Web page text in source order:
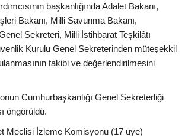
başkanlığında Adalet Bakanı,
Bakanı, Milli Savunma Bakanı,
Sekreteri, Milli İstihbarat Teşkilâtı
Kurulu Genel Sekreterinden müteşekkil
takibi ve değerlendirilmesini
Cumhurbaşkanlığı Genel Sekreterliği
öngörüldü.
Meclisi İzleme Komisyonu (17 üye)